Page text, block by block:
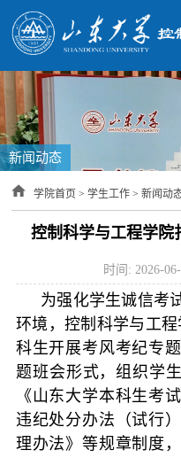
新闻动态
学院首页 >学生工作 >新闻动
控制科学与工程学院
时间: 2026-
为强化学生诚信考
环境，控制科学与工
科生开展考风考纪专
题班会形式，组织学
《山东大学本科生考
违纪处分办法（试行
理办法》等规章制度